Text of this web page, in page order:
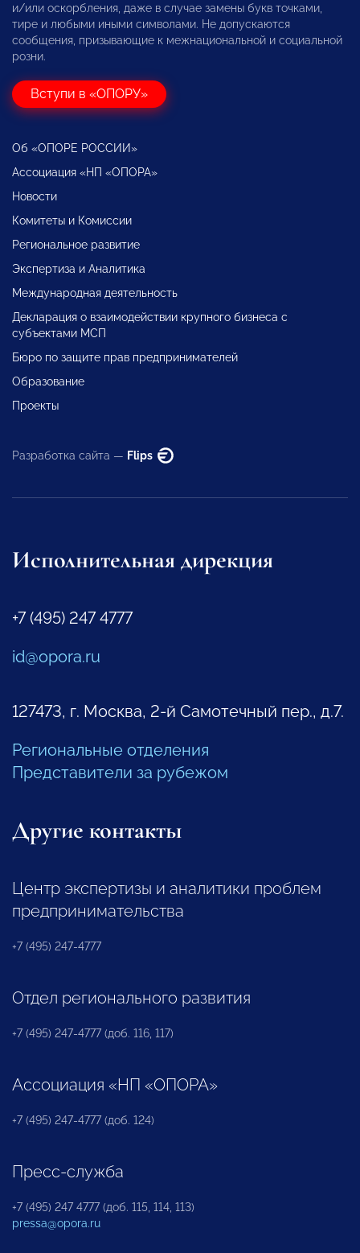
и/или оскорбления, даже в случае замены букв точками,
тире и любыми иными символами. Не допускаются
сообщения, призывающие к межнациональной и социальной
розни.
Вступи в «ОПОРУ»
Об «ОПОРЕ РОССИИ»
Ассоциация «НП «ОПОРА»
Новости
Комитеты и Комиссии
Региональное развитие
Экспертиза и Аналитика
Международная деятельность
Декларация о взаимодействии крупного бизнеса с
субъектами МСП
Бюро по защите прав предпринимателей
Образование
Проекты
Разработка сайта — Flips
Исполнительная дирекция
+7 (495) 247 4777
id@opora.ru
127473, г. Москва, 2-й Самотечный пер., д.7.
Региональные отделения
Представители за рубежом
Другие контакты
Центр экспертизы и аналитики проблем
предпринимательства
+7 (495) 247-4777
Отдел регионального развития
+7 (495) 247-4777 (доб. 116, 117)
Ассоциация «НП «ОПОРА»
+7 (495) 247-4777 (доб. 124)
Пресс-служба
+7 (495) 247 4777 (доб. 115, 114, 113)
pressa@opora.ru